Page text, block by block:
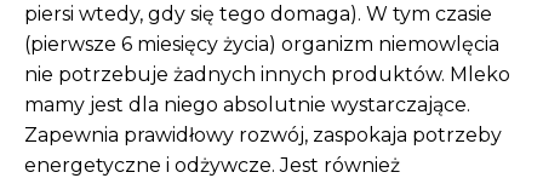
piersi wtedy, gdy się tego domaga). W tym czasie
(pierwsze 6 miesięcy życia) organizm niemowlęcia
nie potrzebuje żadnych innych produktów. Mleko
mamy jest dla niego absolutnie wystarczające.
Zapewnia prawidłowy rozwój, zaspokaja potrzeby
energetyczne i odżywcze. Jest również